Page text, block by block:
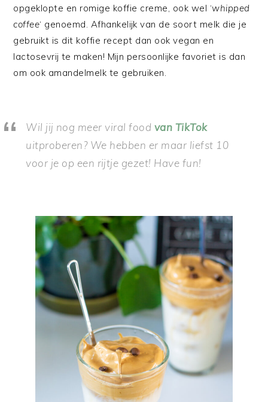
opgeklopte en romige koffie creme, ook wel ‘whipped
coffee‘ genoemd. Afhankelijk van de soort melk die je
gebruikt is dit koffie recept dan ook vegan en
lactosevrij te maken! Mijn persoonlijke favoriet is dan
om ook amandelmelk te gebruiken.
Wil jij nog meer viral food van TikTok
uitproberen? We hebben er maar liefst 10
voor je op een rijtje gezet! Have fun!